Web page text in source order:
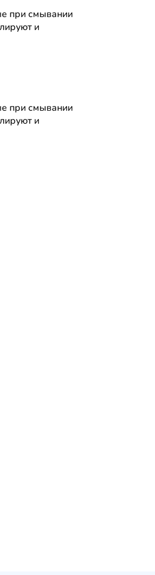
при смывании
и
при смывании
и